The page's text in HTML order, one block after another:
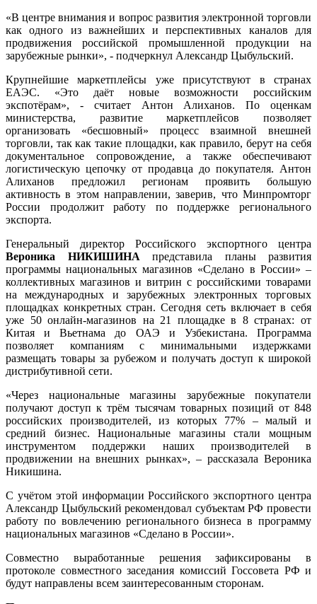
«В центре внимания и вопрос развития электронной торговли
как одного из важнейших и перспективных каналов для
продвижения российской промышленной продукции на
зарубежные рынки», - подчеркнул Александр Цыбульский.
Крупнейшие маркетплейсы уже присутствуют в странах
ЕАЭС. «Это даёт новые возможности российским
экспотёрам», - считает Антон Алиханов. По оценкам
министерства, развитие маркетплейсов позволяет
организовать «бесшовный» процесс взаимной внешней
торговли, так как такие площадки, как правило, берут на себя
документальное сопровождение, а также обеспечивают
логистическую цепочку от продавца до покупателя. Антон
Алиханов предложил регионам проявить большую
активность в этом направлении, заверив, что Минпромторг
России продолжит работу по поддержке регионального
экспорта.
Генеральный директор Российского экспортного центра
Вероника НИКИШИНА представила планы развития
программы национальных магазинов «Сделано в России» –
коллективных магазинов и витрин с российскими товарами
на международных и зарубежных электронных торговых
площадках конкретных стран. Сегодня сеть включает в себя
уже 50 онлайн-магазинов на 21 площадке в 8 странах: от
Китая и Вьетнама до ОАЭ и Узбекистана. Программа
позволяет компаниям с минимальными издержками
размещать товары за рубежом и получать доступ к широкой
дистрибутивной сети.
«Через национальные магазины зарубежные покупатели
получают доступ к трём тысячам товарных позиций от 848
российских производителей, из которых 77% – малый и
средний бизнес. Национальные магазины стали мощным
инструментом поддержки наших производителей в
продвижении на внешних рынках», – рассказала Вероника
Никишина.
С учётом этой информации Российского экспортного центра
Александр Цыбульский рекомендовал субъектам РФ провести
работу по вовлечению регионального бизнеса в программу
национальных магазинов «Сделано в России».
Совместно выработанные решения зафиксированы в
протоколе совместного заседания комиссий Госсовета РФ и
будут направлены всем заинтересованным сторонам.